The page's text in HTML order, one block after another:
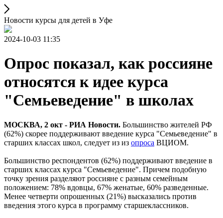
Новости курсы для детей в Уфе
2024-10-03 11:35
Опрос показал, как россияне
относятся к идее курса
"Семьеведение" в школах
МОСКВА, 2 окт - РИА Новости. Большинство жителей РФ
(62%) скорее поддерживают введение курса "Семьеведение" в
старших классах школ, следует из из опроса ВЦИОМ.
Большинство респондентов (62%) поддерживают введение в
старших классах курса "Семьеведение". Причем подобную
точку зрения разделяют россияне с разным семейным
положением: 78% вдовцы, 67% женатые, 60% разведенные.
Менее четверти опрошенных (21%) высказались против
введения этого курса в программу старшеклассников.